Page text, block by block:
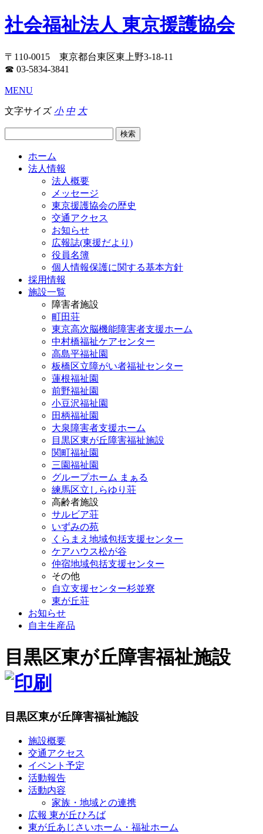
社会福祉法人 東京援護協会
〒110-0015 東京都台東区東上野3-18-11
☎ 03-5834-3841
MENU
文字サイズ 小 中 大
ホーム
法人情報
法人概要
メッセージ
東京援護協会の歴史
交通アクセス
お知らせ
広報誌(東援だより)
役員名簿
個人情報保護に関する基本方針
採用情報
施設一覧
障害者施設
町田荘
東京高次脳機能障害者支援ホーム
中村橋福祉ケアセンター
高島平福祉園
板橋区立障がい者福祉センター
蓮根福祉園
前野福祉園
小豆沢福祉園
田柄福祉園
大泉障害者支援ホーム
目黒区東が丘障害福祉施設
関町福祉園
三園福祉園
グループホーム まぁる
練馬区立しらゆり荘
高齢者施設
サルビア荘
いずみの苑
くらまえ地域包括支援センター
ケアハウス松が谷
仲宿地域包括支援センター
その他
自立支援センター杉並寮
東が丘荘
お知らせ
自主生産品
目黒区東が丘障害福祉施設
目黒区東が丘障害福祉施設
施設概要
交通アクセス
イベント予定
活動報告
活動内容
家族・地域との連携
広報 東が丘ひろば
東が丘あじさいホーム・福祉ホーム